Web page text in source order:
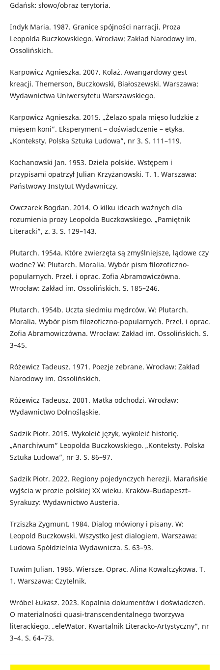
Gdańsk: słowo/obraz terytoria.
Indyk Maria. 1987. Granice spójności narracji. Proza
Leopolda Buczkowskiego. Wrocław: Zakład Narodowy im.
Ossolińskich.
Karpowicz Agnieszka. 2007. Kolaż. Awangardowy gest
kreacji. Themerson, Buczkowski, Białoszewski. Warszawa:
Wydawnictwa Uniwersytetu Warszawskiego.
Karpowicz Agnieszka. 2015. „Żelazo spala mięso ludzkie z
mięsem koni”. Eksperyment – doświadczenie – etyka.
„Konteksty. Polska Sztuka Ludowa”, nr 3. S. 111–119.
Kochanowski Jan. 1953. Dzieła polskie. Wstępem i
przypisami opatrzył Julian Krzyżanowski. T. 1. Warszawa:
Państwowy Instytut Wydawniczy.
Owczarek Bogdan. 2014. O kilku ideach ważnych dla
rozumienia prozy Leopolda Buczkowskiego. „Pamiętnik
Literacki”, z. 3. S. 129–143.
Plutarch. 1954a. Które zwierzęta są zmyślniejsze, lądowe czy
wodne? W: Plutarch. Moralia. Wybór pism filozoficzno-
popularnych. Przeł. i oprac. Zofia Abramowiczówna.
Wrocław: Zakład im. Ossolińskich. S. 185–246.
Plutarch. 1954b. Uczta siedmiu mędrców. W: Plutarch.
Moralia. Wybór pism filozoficzno-popularnych. Przeł. i oprac.
Zofia Abramowiczówna. Wrocław: Zakład im. Ossolińskich. S.
3–45.
Różewicz Tadeusz. 1971. Poezje zebrane. Wrocław: Zakład
Narodowy im. Ossolińskich.
Różewicz Tadeusz. 2001. Matka odchodzi. Wrocław:
Wydawnictwo Dolnośląskie.
Sadzik Piotr. 2015. Wykoleić język, wykoleić historię.
„Anarchiwum” Leopolda Buczkowskiego. „Konteksty. Polska
Sztuka Ludowa”, nr 3. S. 86–97.
Sadzik Piotr. 2022. Regiony pojedynczych herezji. Marańskie
wyjścia w prozie polskiej XX wieku. Kraków–Budapeszt–
Syrakuzy: Wydawnictwo Austeria.
Trziszka Zygmunt. 1984. Dialog mówiony i pisany. W:
Leopold Buczkowski. Wszystko jest dialogiem. Warszawa:
Ludowa Spółdzielnia Wydawnicza. S. 63–93.
Tuwim Julian. 1986. Wiersze. Oprac. Alina Kowalczykowa. T.
1. Warszawa: Czytelnik.
Wróbel Łukasz. 2023. Kopalnia dokumentów i doświadczeń.
O materialności quasi-transcendentalnego tworzywa
literackiego. „eleWator. Kwartalnik Literacko-Artystyczny”, nr
3–4. S. 64–73.